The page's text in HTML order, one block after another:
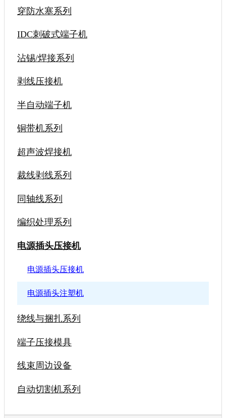
穿防水塞系列
IDC刺破式端子机
沾锡/焊接系列
剥线压接机
半自动端子机
铜带机系列
超声波焊接机
裁线剥线系列
同轴线系列
编织处理系列
电源插头压接机
电源插头压接机
电源插头注塑机
绕线与捆扎系列
端子压接模具
线束周边设备
自动切割机系列